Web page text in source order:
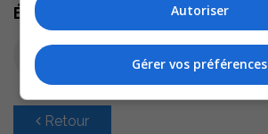
Écoutez l'extrait audio
Retour
Autoriser
Gérer vos préférences